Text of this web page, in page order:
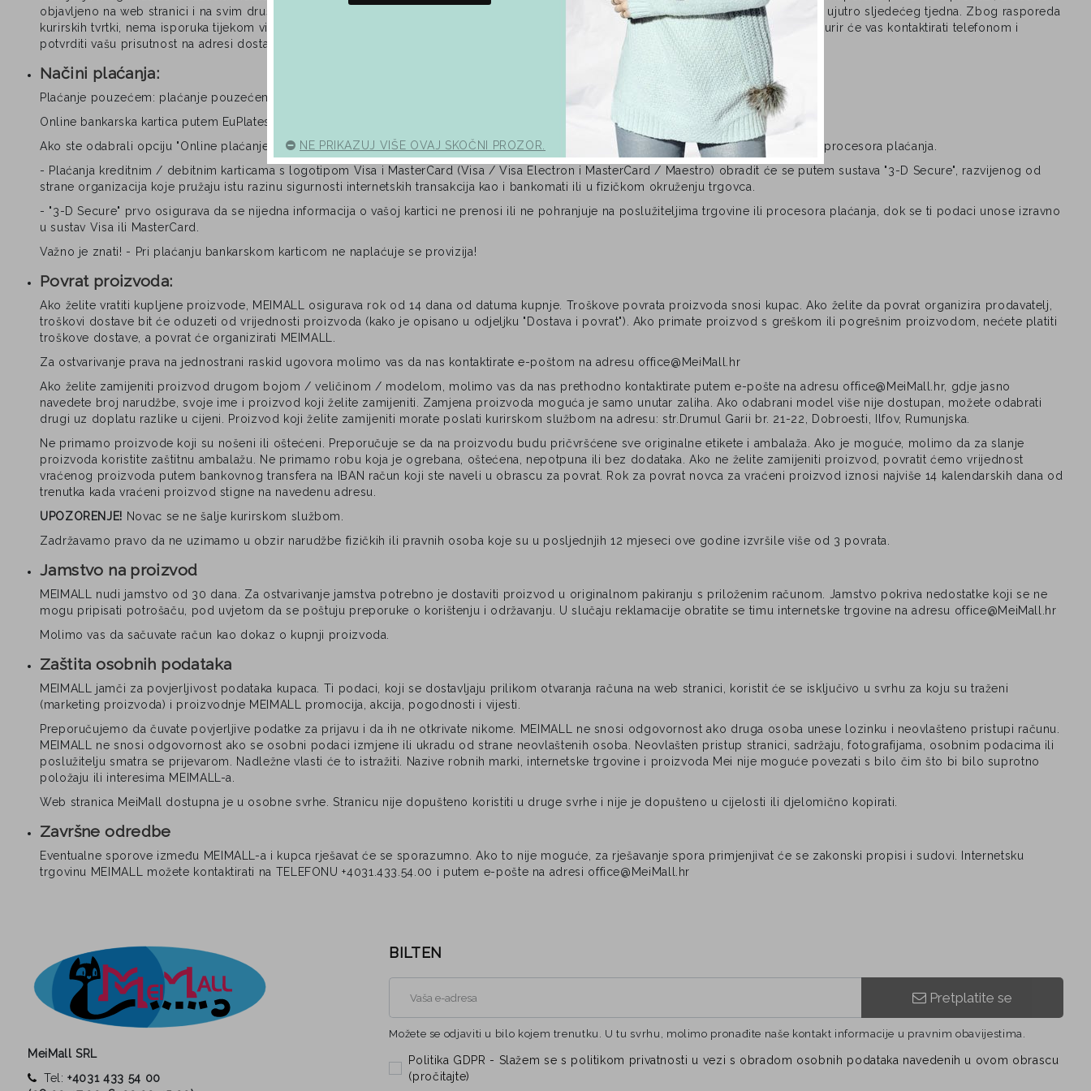
objavljeno na web stranici i na svim društvenim mrežama. Narudžbe primljene u petak nakon 15:00 sati bit će obrađene tek u ponedjeljak ujutro sljedećeg tjedna. Zbog rasporeda
kurirskih tvrtki, nema isporuka tijekom vikenda. Isporuka se vrši samo radnim danima, od ponedjeljka do petka. Prije preuzimanja paketa kurir će vas kontaktirati telefonom i
potvrditi vašu prisutnost na adresi dostave.
Načini plaćanja:
Plaćanje pouzećem: plaćanje pouzećem obavlja se izravno kuriru prilikom dostave paketa.
Online bankarska kartica putem EuPlatesc (Visa / Maestro / Mastercard).
Ako ste odabrali opciju "Online plaćanje bankarskom karticom", molimo vas da ispunite obrazac s podacima o kartici na sigurnoj stranici procesora plaćanja.
- Plaćanja kreditnim / debitnim karticama s logotipom Visa i MasterCard (Visa / Visa Electron i MasterCard / Maestro) obradit će se putem sustava "3-D Secure", razvijenog od
strane organizacija koje pružaju istu razinu sigurnosti internetskih transakcija kao i bankomati ili u fizičkom okruženju trgovca.
- "3-D Secure" prvo osigurava da se nijedna informacija o vašoj kartici ne prenosi ili ne pohranjuje na poslužiteljima trgovine ili procesora plaćanja, dok se ti podaci unose izravno
u sustav Visa ili MasterCard.
Važno je znati! - Pri plaćanju bankarskom karticom ne naplaćuje se provizija!
Povrat proizvoda:
Ako želite vratiti kupljene proizvode, MEIMALL osigurava rok od 14 dana od datuma kupnje. Troškove povrata proizvoda snosi kupac. Ako želite da povrat organizira prodavatelj,
troškovi dostave bit će oduzeti od vrijednosti proizvoda (kako je opisano u odjeljku "Dostava i povrat"). Ako primate proizvod s greškom ili pogrešnim proizvodom, nećete platiti
troškove dostave, a povrat će organizirati MEIMALL.
Za ostvarivanje prava na jednostrani raskid ugovora molimo vas da nas kontaktirate e-poštom na adresu office@MeiMall.hr
Ako želite zamijeniti proizvod drugom bojom / veličinom / modelom, molimo vas da nas prethodno kontaktirate putem e-pošte na adresu office@MeiMall.hr, gdje jasno
navedete broj narudžbe, svoje ime i proizvod koji želite zamijeniti. Zamjena proizvoda moguća je samo unutar zaliha. Ako odabrani model više nije dostupan, možete odabrati
drugi uz doplatu razlike u cijeni. Proizvod koji želite zamijeniti morate poslati kurirskom službom na adresu: str.Drumul Garii br. 21-22, Dobroesti, Ilfov, Rumunjska.
Ne primamo proizvode koji su nošeni ili oštećeni. Preporučuje se da na proizvodu budu pričvršćene sve originalne etikete i ambalaža. Ako je moguće, molimo da za slanje
proizvoda koristite zaštitnu ambalažu. Ne primamo robu koja je ogrebana, oštećena, nepotpuna ili bez dodataka. Ako ne želite zamijeniti proizvod, povratit ćemo vrijednost
vraćenog proizvoda putem bankovnog transfera na IBAN račun koji ste naveli u obrascu za povrat. Rok za povrat novca za vraćeni proizvod iznosi najviše 14 kalendarskih dana od
trenutka kada vraćeni proizvod stigne na navedenu adresu.
UPOZORENJE! Novac se ne šalje kurirskom službom.
Zadržavamo pravo da ne uzimamo u obzir narudžbe fizičkih ili pravnih osoba koje su u posljednjih 12 mjeseci ove godine izvršile više od 3 povrata.
Jamstvo na proizvod
MEIMALL nudi jamstvo od 30 dana. Za ostvarivanje jamstva potrebno je dostaviti proizvod u originalnom pakiranju s priloženim računom. Jamstvo pokriva nedostatke koji se ne
mogu pripisati potrošaču, pod uvjetom da se poštuju preporuke o korištenju i održavanju. U slučaju reklamacije obratite se timu internetske trgovine na adresu office@MeiMall.hr
Molimo vas da sačuvate račun kao dokaz o kupnji proizvoda.
Zaštita osobnih podataka
MEIMALL jamči za povjerljivost podataka kupaca. Ti podaci, koji se dostavljaju prilikom otvaranja računa na web stranici, koristit će se isključivo u svrhu za koju su traženi
(marketing proizvoda) i proizvodnje MEIMALL promocija, akcija, pogodnosti i vijesti.
Preporučujemo da čuvate povjerljive podatke za prijavu i da ih ne otkrivate nikome. MEIMALL ne snosi odgovornost ako druga osoba unese lozinku i neovlašteno pristupi računu.
MEIMALL ne snosi odgovornost ako se osobni podaci izmjene ili ukradu od strane neovlaštenih osoba. Neovlašten pristup stranici, sadržaju, fotografijama, osobnim podacima ili
poslužitelju smatra se prijevarom. Nadležne vlasti će to istražiti. Nazive robnih marki, internetske trgovine i proizvoda Mei nije moguće povezati s bilo čim što bi bilo suprotno
položaju ili interesima MEIMALL-a.
Web stranica MeiMall dostupna je u osobne svrhe. Stranicu nije dopušteno koristiti u druge svrhe i nije je dopušteno u cijelosti ili djelomično kopirati.
Završne odredbe
Eventualne sporove između MEIMALL-a i kupca rješavat će se sporazumno. Ako to nije moguće, za rješavanje spora primjenjivat će se zakonski propisi i sudovi. Internetsku
trgovinu MEIMALL možete kontaktirati na TELEFONU +4031.433.54.00 i putem e-pošte na adresi office@MeiMall.hr
MeiMall SRL
Tel:+4031 433 54 00
BILTEN
Pretplatite se
Možete se odjaviti u bilo kojem trenutku. U tu svrhu, molimo pronađite naše kontakt informacije u pravnim obavijestima.
Politika GDPR - Slažem se s politikom privatnosti u vezi s obradom osobnih podataka navedenih u ovom obrascu
(pročitajte)
NE PRIKAZUJ VIŠE OVAJ SKOČNI PROZOR.